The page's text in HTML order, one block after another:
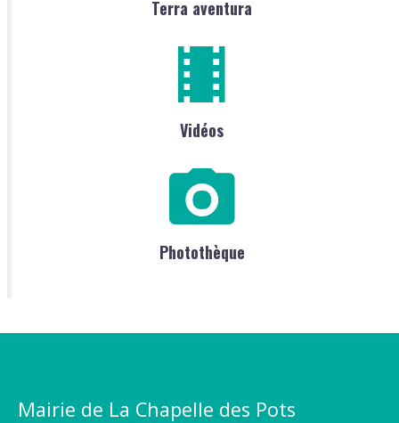
Terra aventura
Vidéos
Photothèque
Mairie de La Chapelle des Pots